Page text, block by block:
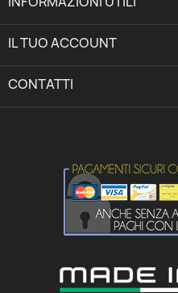
IL TUO ACCOUNT
CONTATTI